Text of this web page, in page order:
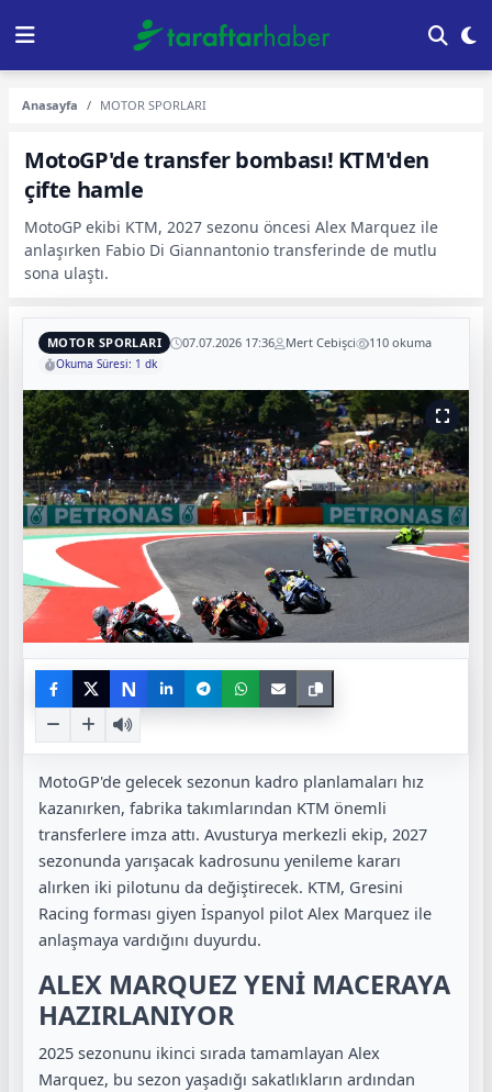
Anasayfa MOTOR SPORLARI
MotoGP'de transfer bombası! KTM'den
çifte hamle
MotoGP ekibi KTM, 2027 sezonu öncesi Alex Marquez ile
anlaşırken Fabio Di Giannantonio transferinde de mutlu
sona ulaştı.
MOTOR SPORLARI 07.07.2026 17:36 Mert Cebişci 110 okuma
Okuma Süresi: 1 dk
N
MotoGP'de gelecek sezonun kadro planlamaları hız
kazanırken, fabrika takımlarından KTM önemli
transferlere imza attı. Avusturya merkezli ekip, 2027
sezonunda yarışacak kadrosunu yenileme kararı
alırken iki pilotunu da değiştirecek. KTM, Gresini
Racing forması giyen İspanyol pilot Alex Marquez ile
anlaşmaya vardığını duyurdu.
ALEX MARQUEZ YENİ MACERAYA
HAZIRLANIYOR
2025 sezonunu ikinci sırada tamamlayan Alex
Marquez, bu sezon yaşadığı sakatlıkların ardından